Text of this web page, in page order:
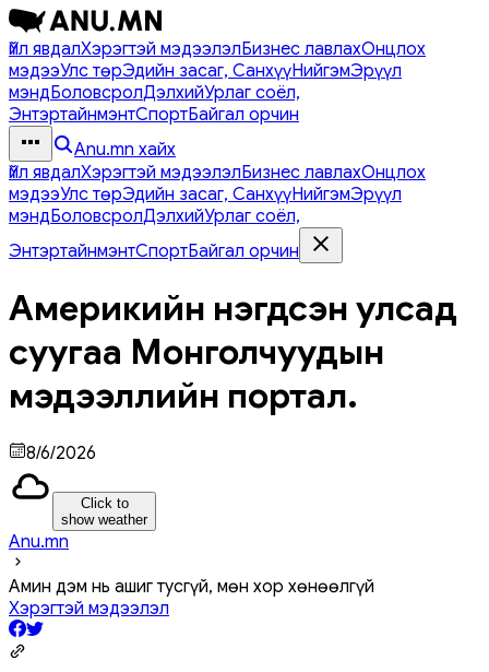
Үйл явдалХэрэгтэй мэдээлэлБизнес лавлахОнцлох
мэдээУлс төрЭдийн засаг, СанхүүНийгэмЭрүүл
мэндБоловсролДэлхийУрлаг соёл,
ЭнтэртайнмэнтСпортБайгал орчин
Anu.mn хайх
Үйл явдалХэрэгтэй мэдээлэлБизнес лавлахОнцлох
мэдээУлс төрЭдийн засаг, СанхүүНийгэмЭрүүл
мэндБоловсролДэлхийУрлаг соёл,
ЭнтэртайнмэнтСпортБайгал орчин
Америкийн нэгдсэн улсад
суугаа Монголчуудын
мэдээллийн портал.
8/6/2026
Click to
show weather
Anu.mn
Амин дэм нь ашиг тусгүй, мөн хор хөнөөлгүй
Хэрэгтэй мэдээлэл